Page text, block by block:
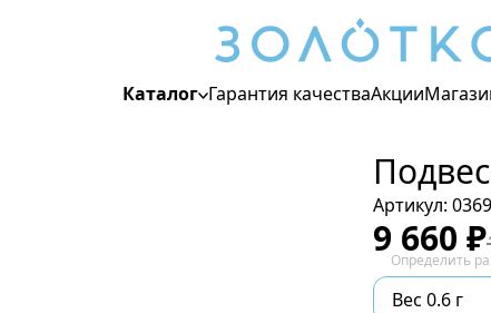
Каталог Гарантия качестваАкции
Артикул:
9 660 ₽
Вес 0.6 г
Определить